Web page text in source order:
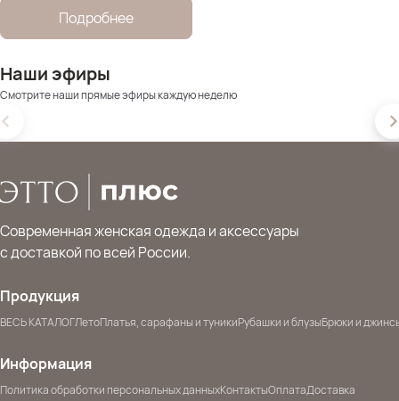
Подробнее
Наши эфиры
Смотрите наши прямые эфиры каждую неделю
Современная женская одежда и аксессуары
с доставкой по всей России.
Продукция
ВЕСЬ КАТАЛОГЛетоПлатья, сарафаны и туникиРубашки и блузыБрюки и
Информация
Политика обработки персональных данныхКонтактыОплатаДоставка